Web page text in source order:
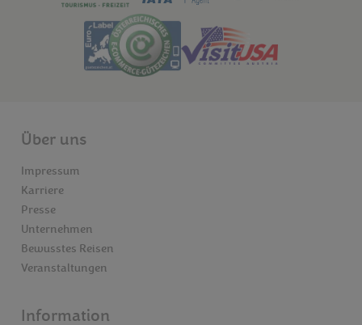
Über uns
Impressum
Karriere
Presse
Unternehmen
Bewusstes Reisen
Veranstaltungen
Information